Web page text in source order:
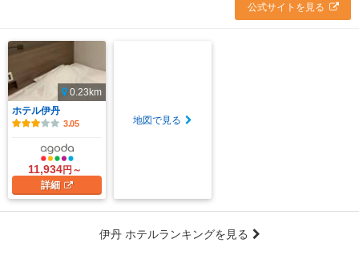
公式サイトを見る
0.23km
ホテル伊丹
3.05
11,934円～
詳細
地図で見る
伊丹 ホテルランキングを見る